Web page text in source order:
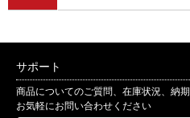
サポート
商品についてのご質問、在庫状況、納
お気軽にお問い合わせください